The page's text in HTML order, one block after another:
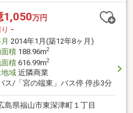
1,050万円
-
2014年1月(築12年8ヶ月)
積188.96m2
積616.99m2
域近隣商業
ス/「宮の端東」バス停 停歩3分
島県福山市東深津町１丁目